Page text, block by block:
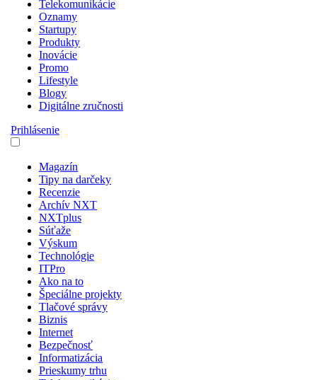
Telekomunikácie
Oznamy
Startupy
Produkty
Inovácie
Promo
Lifestyle
Blogy
Digitálne zručnosti
Prihlásenie
Magazín
Tipy na darčeky
Recenzie
Archív NXT
NXTplus
Súťaže
Výskum
Technológie
ITPro
Ako na to
Špeciálne projekty
Tlačové správy
Biznis
Internet
Bezpečnosť
Informatizácia
Prieskumy trhu